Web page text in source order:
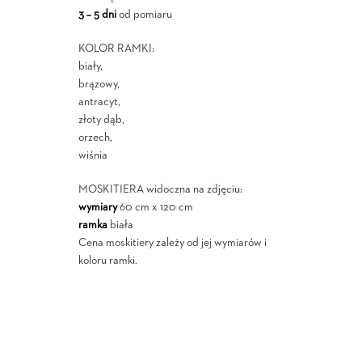
3 – 5 dniod pomiaru
KOLOR RAMKI:
biały,
brązowy,
antracyt,
złoty dąb,
orzech,
wiśnia
MOSKITIERA widoczna na zdjęciu:
wymiary60 cm x 120 cm
ramkabiała
Cena moskitiery zależy od jej wymiarów i
koloru ramki.